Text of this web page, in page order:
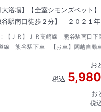
大浴場】【全室シモンズベット
谷駅南口徒歩２分】 ２０２１
【ＪＲ】ＪＲ高崎線 熊谷駅南口
線 熊谷駅下車 【お車】関越自
線利用
お
税込 5,980
お
税